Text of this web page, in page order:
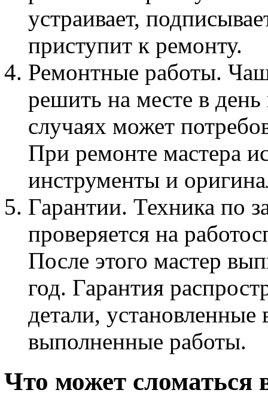
устраивает,
приступит к ремонту.
Ремонтные работы.
решить на месте в
случаях может
При ремонте мастера
инструменты и
Гарантии. Техника по
проверяется на
После этого мастер
год. Гарантия
детали,
выполненные работы.
Что может сломаться